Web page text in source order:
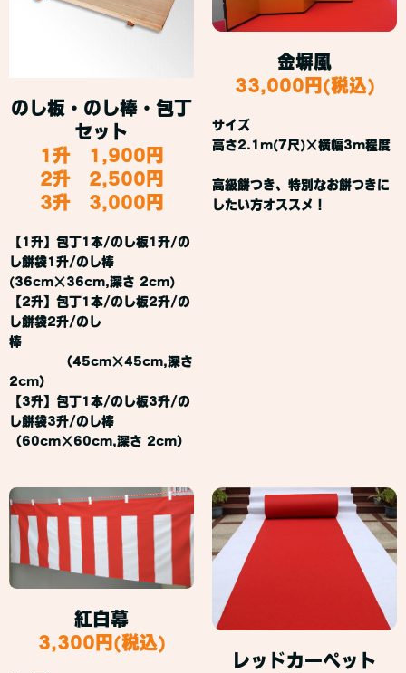
のし板・のし棒・包丁
セット
1升 1,900円
2升 2,500円
3升 3,000円
【1升】包丁1本/のし板1升/の
し餅袋1升/のし棒
(36cm×36cm,深さ 2cm)
【2升】包丁1本/のし板2升/の
し餅袋2升/のし
棒
（45cm×45cm,深さ
2cm）
【3升】包丁1本/のし板3升/の
し餅袋3升/のし棒
（60cm×60cm,深さ 2cm）
金塀風
33,000円(税込)
サイズ
高さ2.1m(7尺)×横幅3m程度
高級餅つき、特別なお餅つきに
したい方オススメ！
紅白幕
3,300円(税込)
レッドカーペット